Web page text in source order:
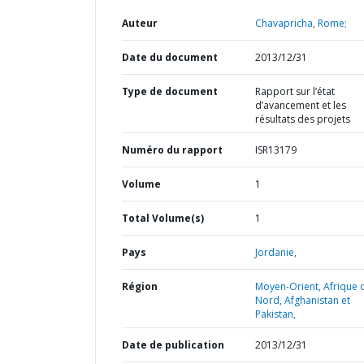
Auteur Chavapricha, Rome;
Date du document 2013/12/31
Type de document
Rapport sur l’état
d’avancement et les
résultats des projets
Numéro du rapport ISR13179
Volume 1
Total Volume(s) 1
Pays Jordanie,
Région
Moyen-Orient, Afrique
Nord, Afghanistan et
Pakistan,
Date de publication 2013/12/31